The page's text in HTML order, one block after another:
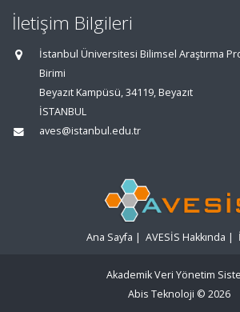
İletişim Bilgileri
İstanbul Üniversitesi Bilimsel Araştırma
Birimi
Beyazıt Kampüsü, 34119, Beyazıt
İSTANBUL
aves@istanbul.edu.tr
Ana Sayfa | AVESİS Hakkında |
Akademik Veri Yönetim
Abis Teknoloji © 2026